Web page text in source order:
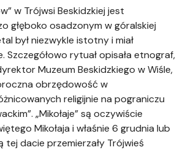
w Trójwsi Beskidzkiej jest
głęboko osadzonym w góralskiej
był niezwykle istotny i miał
Szczegółowo rytuał opisała etnograf,
Muzeum Beskidzkiego w Wiśle,
obrzędowość w
religijnie na pograniczu
„Mikołaje” są oczywiście
Mikołaja i właśnie 6 grudnia lub
tej dacie przemierzały Trójwieś